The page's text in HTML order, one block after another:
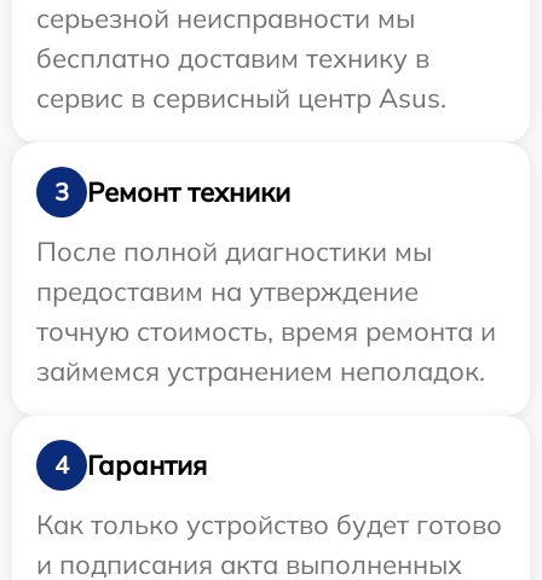
серьезной неисправности мы
бесплатно доставим технику в
сервис в сервисный центр Asus.
3
Ремонт техники
После полной диагностики мы
предоставим на утверждение
точную стоимость, время ремонта и
займемся устранением неполадок.
4
Гарантия
Как только устройство будет готово
и подписания акта выполненных